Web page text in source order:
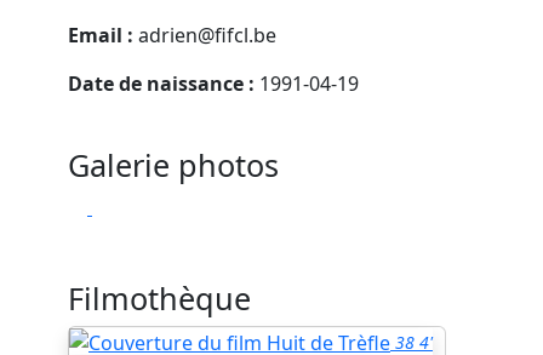
Email : adrien@fifcl.be
Date de naissance : 1991-04-19
Galerie photos
Filmothèque
38 4'